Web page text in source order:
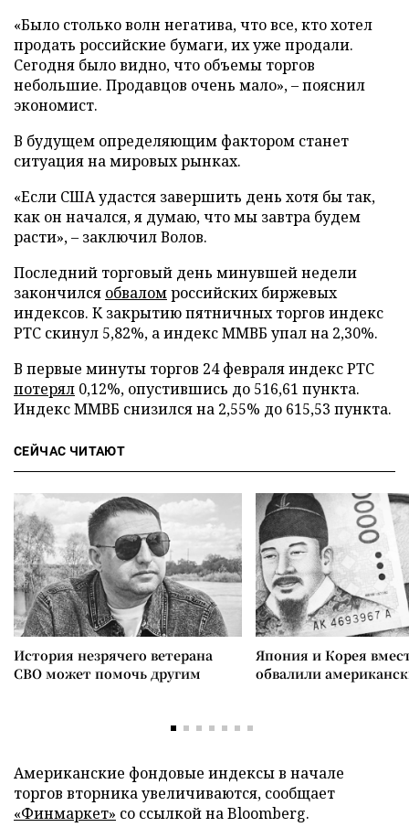
«Было столько волн негатива, что все, кто хотел
продать российские бумаги, их уже продали.
Сегодня было видно, что объемы торгов
небольшие. Продавцов очень мало», – пояснил
экономист.
В будущем определяющим фактором станет
ситуация на мировых рынках.
«Если США удастся завершить день хотя бы так,
как он начался, я думаю, что мы завтра будем
расти», – заключил Волов.
Последний торговый день минувшей недели
закончился обваломроссийских биржевых
индексов. К закрытию пятничных торгов индекс
РТС скинул 5,82%, а индекс ММВБ упал на 2,30%.
В первые минуты торгов 24 февраля индекс РТС
потерял 0,12%, опустившись до 516,61 пункта.
Индекс ММВБ снизился на 2,55% до 615,53 пункта.
СЕЙЧАС ЧИТАЮТ
История незрячего ветерана
СВО может помочь другим
Япония и Корея
обвалили
Американские фондовые индексы в начале
торгов вторника увеличиваются, сообщает
«Финмаркет» со ссылкой на Bloomberg.